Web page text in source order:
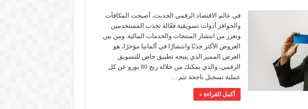
في عالم الاقتصاد الرقمي الحديث، أصبحت المكافآت
والحوافز أدوات تسويقية فعّالة تجذب المستخدمين
وتعزز من انتشار المنتجات والخدمات المالية. ومن بين
العروض الأكثر جذبًا وانتشارًا في ألمانيا مؤخرًا، هو
العرض المميز الذي يتيحه تطبيق خاص للتسويق
الرقمي، والذي يمكنك من خلاله ربح 80 يورو عن كل
عملية تسجيل ناجحة تتم …
أكمل القراءة »